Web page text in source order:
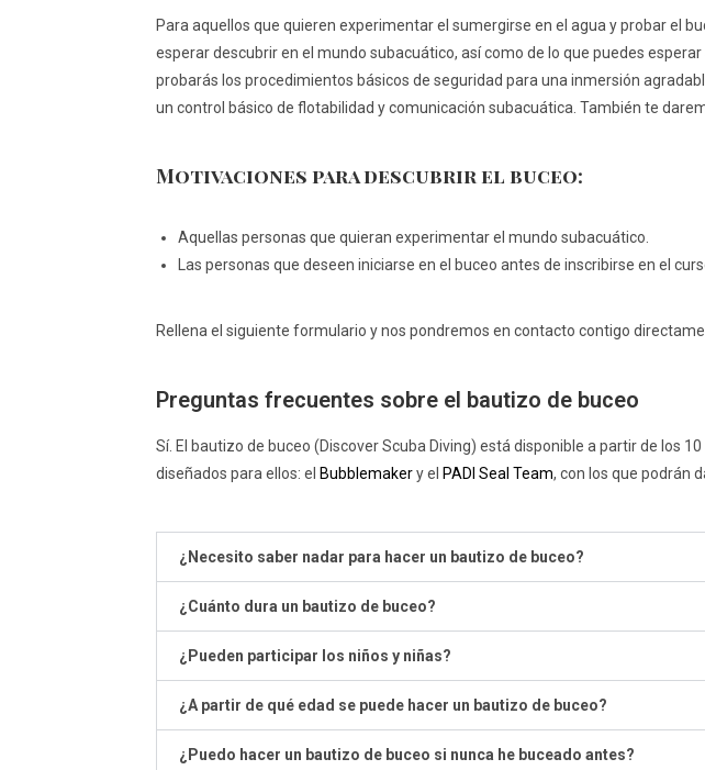
Para aquellos que quieren experimentar el sumergirse en el agua y probar el
esperar descubrir en el mundo subacuático, así como de lo que puedes
probarás los procedimientos básicos de seguridad para una inmersión
un control básico de flotabilidad y comunicación subacuática. También te
Motivaciones para descubrir el buceo:
Aquellas personas que quieran experimentar el mundo subacuático.
Las personas que deseen iniciarse en el buceo antes de inscribirse en el
Rellena el siguiente formulario y nos pondremos en contacto contigo
Preguntas frecuentes sobre el bautizo de buceo
Sí. El bautizo de buceo (Discover Scuba Diving) está disponible a partir de los
diseñados para ellos: el Bubblemakery el PADI Seal Team, con los que podrán
¿Necesito saber nadar para hacer un bautizo de buceo?
¿Cuánto dura un bautizo de buceo?
¿Pueden participar los niños y niñas?
¿A partir de qué edad se puede hacer un bautizo de buceo?
¿Puedo hacer un bautizo de buceo si nunca he buceado antes?